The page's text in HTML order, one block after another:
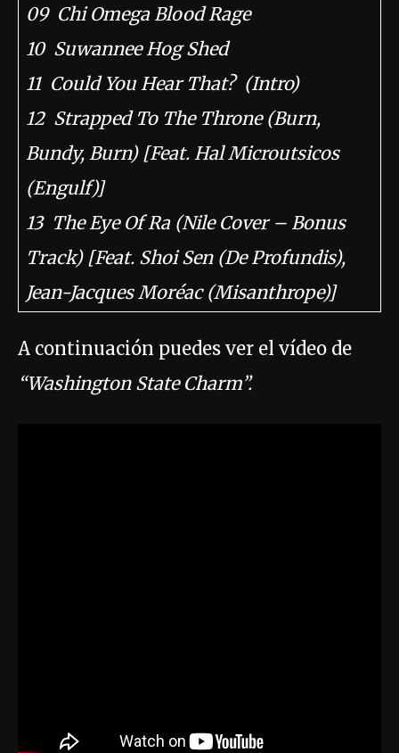
09 Chi Omega Blood Rage
10 Suwannee Hog Shed
11 Could You Hear That? (Intro)
12 Strapped To The Throne (Burn,
Bundy, Burn) [Feat. Hal Microutsicos
(Engulf)]
13 The Eye Of Ra (Nile Cover – Bonus
Track) [Feat. Shoi Sen (De Profundis),
Jean-Jacques Moréac (Misanthrope)]
A continuación puedes ver el vídeo de
“Washington State Charm”.